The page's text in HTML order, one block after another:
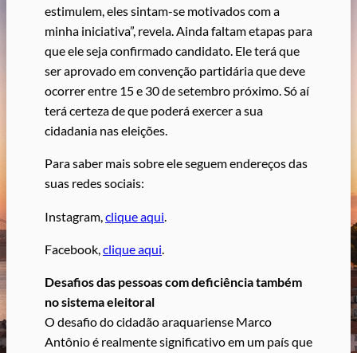
estimulem, eles sintam-se motivados com a
minha iniciativa”, revela. Ainda faltam etapas para
que ele seja confirmado candidato. Ele terá que
ser aprovado em convenção partidária que deve
ocorrer entre 15 e 30 de setembro próximo. Só aí
terá certeza de que poderá exercer a sua
cidadania nas eleições.
Para saber mais sobre ele seguem endereços das
suas redes sociais:
Instagram, clique aqui
Facebook, clique aqui
Desafios das pessoas com deficiência também
no sistema eleitoral
O desafio do cidadão araquariense Marco
Antônio é realmente significativo em um país que